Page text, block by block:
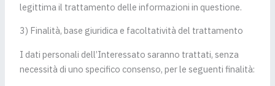
legittima il trattamento delle informazioni in questione.
3) Finalità, base giuridica e facoltatività del trattamento
I dati personali dell’Interessato saranno trattati, senza
necessità di uno specifico consenso, per le seguenti finalità: